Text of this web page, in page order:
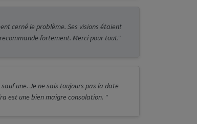
cerné le problème. Ses visions étaient
fortement. Merci pour tout."
une. Je ne sais toujours pas la date
est une bien maigre consolation. "